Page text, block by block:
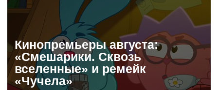
Кинопремьеры августа:
«Смешарики. Сквозь
вселенные» и ремейк
«Чучела»